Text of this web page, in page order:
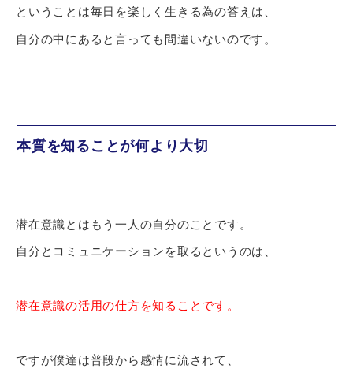
ということは毎日を楽しく生きる為の答えは、
自分の中にあると言っても間違いないのです。
本質を知ることが何より大切
潜在意識とはもう一人の自分のことです。
自分とコミュニケーションを取るというのは、
潜在意識の活用の仕方を知ることです。
ですが僕達は普段から感情に流されて、